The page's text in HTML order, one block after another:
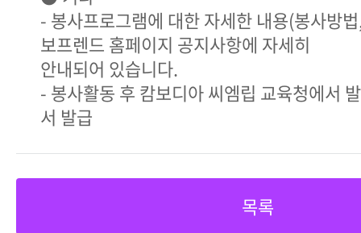
- 봉사프로그램에 대한 자세한 내용(봉사방
보프렌드 홈페이지 공지사항에 자세히
안내되어 있습니다.
- 봉사활동 후 캄보디아 씨엠립 교육청에서
서 발급
목록